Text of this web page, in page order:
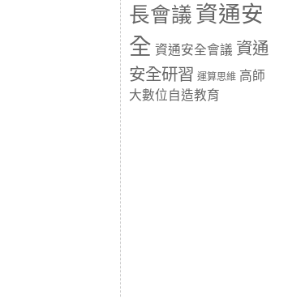
長會議 資通安
全 資通安全會議 資通
安全研習 運算思維 高師
大數位自造教育